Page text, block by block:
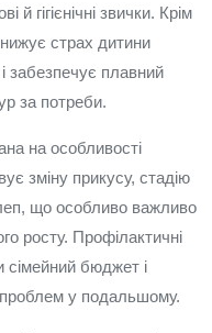
гігієнічні звички. Крім
страх дитини
забезпечує плавний
за потреби.
на особливості
зміну прикусу, стадію
що особливо важливо
росту. Профілактичні
бюджет і
у подальшому.